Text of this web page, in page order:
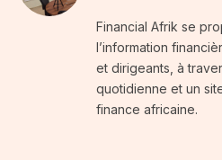
Financial Afrik se
l’information
et dirigeants, à
quotidienne et un
finance africaine.